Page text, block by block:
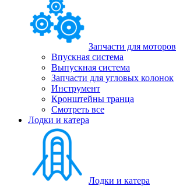
Запчасти для моторов
Впускная система
Выпускная система
Запчасти для угловых колонок
Инструмент
Кронштейны транца
Смотреть все
Лодки и катера
Лодки и катера